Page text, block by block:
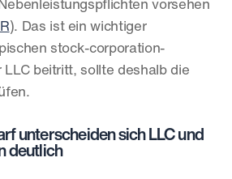
vorsehen
). Das ist ein wichtiger
stock-corporation-
LLC beitritt, sollte deshalb die
unterscheiden sich LLC und
deutlich